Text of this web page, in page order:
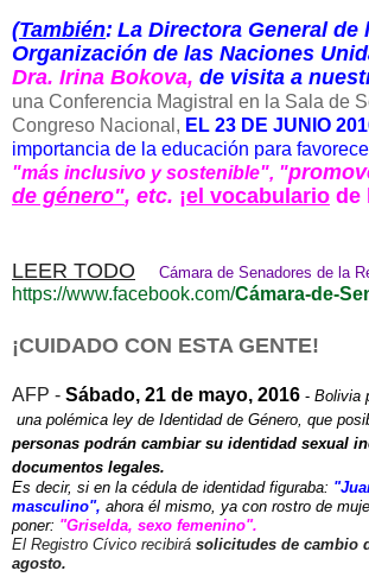
(También: La Directora General de
Organización de las Naciones
Dra. Irina Bokova, de visita a
una Conferencia Magistral en la Sala de
Congreso Nacional, EL 23 DE JUNIO
importancia de la educación para
"más inclusivo y sostenible", "
de género", etc. ¡el vocabulario de
LEER TODO Cámara de Senadores de la República
https://www.facebook.com/Cámara-de-
¡CUIDADO CON ESTA GENTE!
AFP - Sábado, 21 de mayo, 2016 - Bolivia
una polémica ley de Identidad de Género, que
personas podrán cambiar su identidad sexual
documentos legales.
Es decir, si en la cédula de identidad figuraba:
masculino", ahora él mismo, ya con rostro de
poner: "Griselda, sexo femenino".
El Registro Cívico recibirá solicitudes de cambio
agosto.